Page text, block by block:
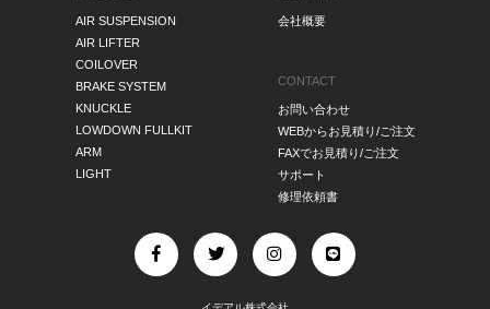
AIR SUSPENSION
AIR LIFTER
COILOVER
BRAKE SYSTEM
KNUCKLE
LOWDOWN FULLKIT
ARM
LIGHT
会社概要
CONTACT
お問い合わせ
WEBからお見積り/ご注文
FAXでお見積り/ご注文
サポート
修理依頼書